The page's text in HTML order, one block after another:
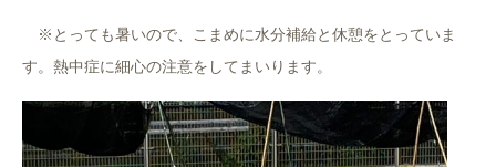
※とっても暑いので、こまめに水分補給と休憩をとっていま
す。熱中症に細心の注意をしてまいります。